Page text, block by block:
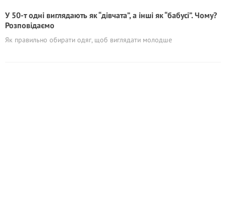
У 50-т одні виглядають як “дівчата”, а інші як “бабусі”. Чому?
Розповідаємо
Як правильно обирати одяг, щоб виглядати молодше